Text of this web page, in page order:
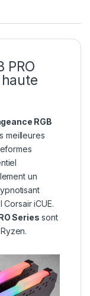
PRO
RGB
meilleures
un
iCUE.
Series sont